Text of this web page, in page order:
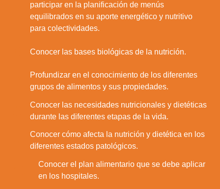
participar en la planificación de menús
equilibrados en su aporte energético y nutritivo
para colectividades.
Conocer las bases biológicas de la nutrición.
Profundizar en el conocimiento de los diferentes
grupos de alimentos y sus propiedades.
Conocer las necesidades nutricionales y dietéticas
durante las diferentes etapas de la vida.
Conocer cómo afecta la nutrición y dietética en los
diferentes estados patológicos.
Conocer el plan alimentario que se debe aplicar
en los hospitales.